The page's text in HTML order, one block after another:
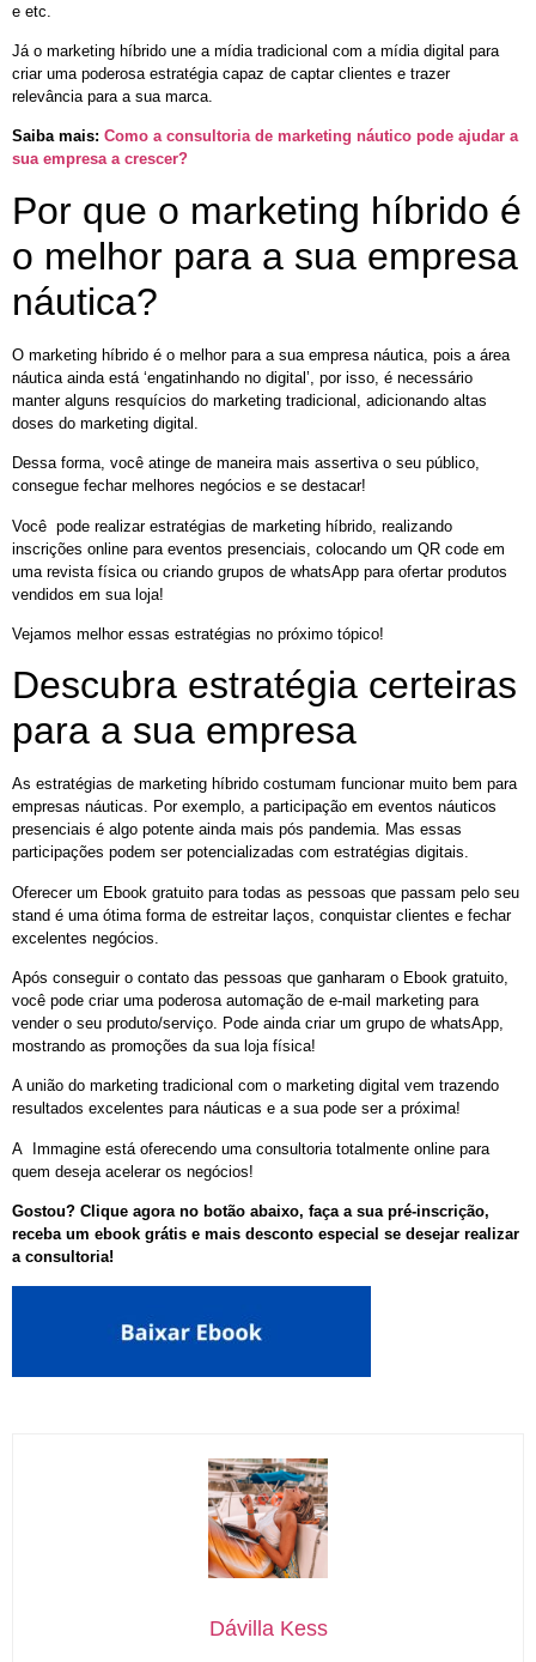
e etc.
Já o marketing híbrido une a mídia tradicional com a mídia digital para
criar uma poderosa estratégia capaz de captar clientes e trazer
relevância para a sua marca.
Saiba mais: Como a consultoria de marketing náutico pode ajudar a
sua empresa a crescer?
Por que o marketing híbrido é
o melhor para a sua empresa
náutica?
O marketing híbrido é o melhor para a sua empresa náutica, pois a área
náutica ainda está ‘engatinhando no digital’, por isso, é necessário
manter alguns resquícios do marketing tradicional, adicionando altas
doses do marketing digital.
Dessa forma, você atinge de maneira mais assertiva o seu público,
consegue fechar melhores negócios e se destacar!
Você pode realizar estratégias de marketing híbrido, realizando
inscrições online para eventos presenciais, colocando um QR code em
uma revista física ou criando grupos de whatsApp para ofertar produtos
vendidos em sua loja!
Vejamos melhor essas estratégias no próximo tópico!
Descubra estratégia certeiras
para a sua empresa
As estratégias de marketing híbrido costumam funcionar muito bem para
empresas náuticas. Por exemplo, a participação em eventos náuticos
presenciais é algo potente ainda mais pós pandemia. Mas essas
participações podem ser potencializadas com estratégias digitais.
Oferecer um Ebook gratuito para todas as pessoas que passam pelo seu
stand é uma ótima forma de estreitar laços, conquistar clientes e fechar
excelentes negócios.
Após conseguir o contato das pessoas que ganharam o Ebook gratuito,
você pode criar uma poderosa automação de e-mail marketing para
vender o seu produto/serviço. Pode ainda criar um grupo de whatsApp,
mostrando as promoções da sua loja física!
A união do marketing tradicional com o marketing digital vem trazendo
resultados excelentes para náuticas e a sua pode ser a próxima!
A Immagine está oferecendo uma consultoria totalmente online para
quem deseja acelerar os negócios!
Gostou? Clique agora no botão abaixo, faça a sua pré-inscrição,
receba um ebook grátis e mais desconto especial se desejar realizar
a consultoria!
Dávilla Kess